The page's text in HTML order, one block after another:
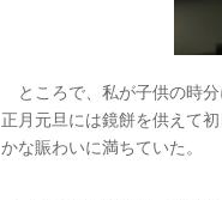
ところで、私が子供の時分
正月元旦には鏡餅を供えて
かな賑わいに満ちていた。